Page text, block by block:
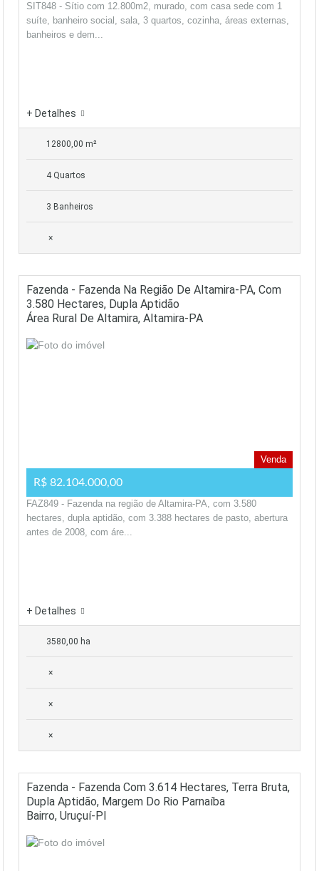
SIT848 - Sítio com 12.800m2, murado, com casa sede com 1
suíte, banheiro social, sala, 3 quartos, cozinha, áreas externas,
banheiros e dem...
+ Detalhes
12800,00 m²
4 Quartos
3 Banheiros
×
Fazenda - Fazenda Na Região De Altamira-PA, Com
3.580 Hectares, Dupla Aptidão
Área Rural De Altamira, Altamira-PA
Venda
R$ 82.104.000,00
FAZ849 - Fazenda na região de Altamira-PA, com 3.580
hectares, dupla aptidão, com 3.388 hectares de pasto, abertura
antes de 2008, com áre...
+ Detalhes
3580,00 ha
×
×
×
Fazenda - Fazenda Com 3.614 Hectares, Terra Bruta,
Dupla Aptidão, Margem Do Rio Parnaíba
Bairro, Uruçuí-PI